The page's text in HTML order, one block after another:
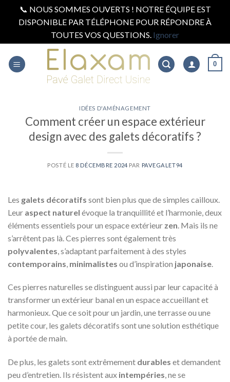
📞 NOUS SOMMES OUVERTS ! NOTRE ÉQUIPE EST
DISPONIBLE PAR TÉLÉPHONE POUR RÉPONDRE À
TOUTES VOS QUESTIONS. Ignorer
content
0
IDÉES D'AMÉNAGEMENT
Comment créer un espace extérieur
design avec des galets décoratifs ?
POSTÉ LE 8 DÉCEMBRE 2024 PAR PAVEGALET94
Les galets décoratifs sont bien plus que de simples cailloux.
Leur aspect naturel évoque la tranquillité et l’harmonie, deux
éléments essentiels pour un espace extérieur zen . Mais ils ne
s’arrêtent pas là. Ces pierres sont également très
polyvalentes , s’adaptant parfaitement à des styles
contemporains minimalistes ou d’inspiration japonaise
Ces pierres naturelles se distinguent aussi par leur capacité à
transformer un extérieur banal en un espace accueillant et
harmonieux. Que ce soit pour un jardin, une terrasse ou une
petite cour, les galets décoratifs sont une solution esthétique
à portée de main.
De plus, les galets sont extrêmement durables et demandent
peu d’entretien. Ils résistent aux intempéries, ne se